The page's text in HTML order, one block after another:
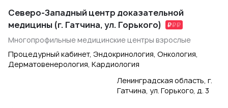
Северо-Западный центр доказательной
медицины (г. Гатчина, ул. Горького)
Многопрофильные медицинские центры взрослые
Процедурный кабинет, Эндокринология, Онкология,
Дерматовенерология, Кардиология
Ленинградская область, г.
Гатчина, ул. Горького, д. 3